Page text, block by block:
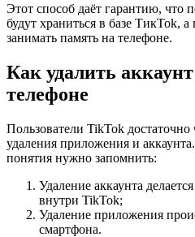
Этот способ даёт гарантию, что
будут храниться в базе TикTok,
занимать память на телефоне.
Как удалить
телефоне
Пользователи TikTok
удаления приложения и
понятия нужно запомнить:
Удаление аккаунта
внутри TikTok;
Удаление приложения
смартфона.